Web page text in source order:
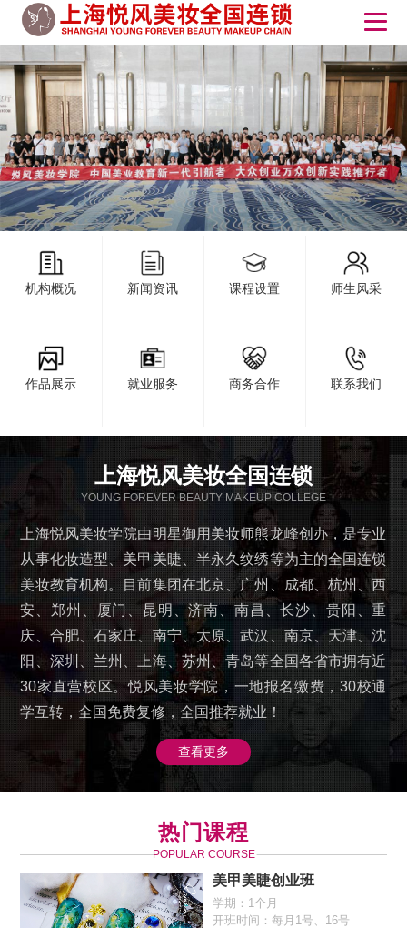
机构概况 新闻资讯 课程设置 师生风采
作品展示 就业服务 商务合作 联系我们
上海悦风美妆全国连锁
YOUNG FOREVER BEAUTY MAKEUP COLLEGE
上海悦风美妆学院由明星御用美妆师熊龙峰创办，是专业
从事化妆造型、美甲美睫、半永久纹绣等为主的全国连锁
美妆教育机构。目前集团在北京、广州、成都、杭州、西
安、郑州、厦门、昆明、济南、南昌、长沙、贵阳、重
庆、合肥、石家庄、南宁、太原、武汉、南京、天津、沈
阳、深圳、兰州、上海、苏州、青岛等全国各省市拥有近
30家直营校区。悦风美妆学院，一地报名缴费，30校通
学互转，全国免费复修，全国推荐就业！
查看更多
热门课程
POPULAR COURSE
美甲美睫创业班
学期：1个月
开班时间：每月1号、16号